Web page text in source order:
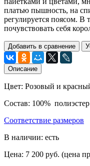
платью пышность, на
регулируется поясом. В
почувствовать себя
Добавить в сравнение
Описание
Цвет: Розовый и
Состав: 100% полиэстер
Соответствие размеров
В наличии: есть
Цена: 7 200 руб. (цена